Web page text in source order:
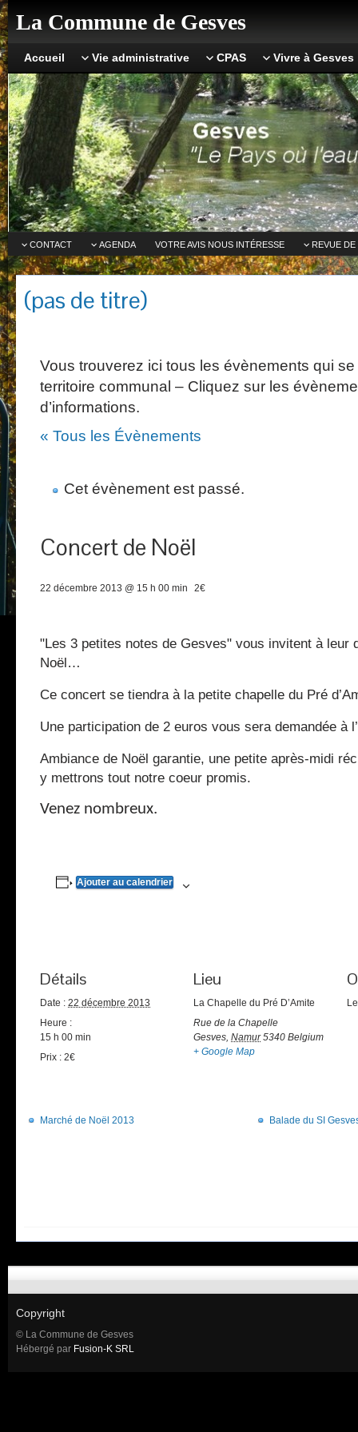
La Commune de Gesves
Accueil Vie administrative CPAS Vivre à Gesves
CONTACT AGENDA VOTRE AVIS NOUS INTÉRESSE REVUE DE
(pas de titre)
Vous trouverez ici tous les évènements qui
territoire communal – Cliquez sur les
d’informations.
« Tous les Évènements
Cet évènement est passé.
Concert de Noël
22 décembre 2013 @ 15 h 00 min 2€
"Les 3 petites notes de Gesves" vous invitent à leur
Noël…
Ce concert se tiendra à la petite chapelle du Pré
Une participation de 2 euros vous sera demandée à
Ambiance de Noël garantie, une petite après-midi
y mettrons tout notre coeur promis.
Venez nombreux.
Ajouter au calendrier
Détails
Date : 22 décembre 2013
Heure :
15 h 00 min
Prix : 2€
Lieu
La Chapelle du Pré D’Amite
Rue de la Chapelle
Gesves, Namur 5340 Belgium
+ Google Map
Marché de Noël 2013 Balade du SI
Copyright
© La Commune de Gesves
Hébergé par Fusion-K SRL